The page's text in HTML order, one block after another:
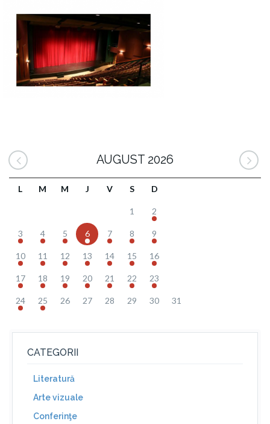
AUGUST 2026
L M M J V S D
1 2
3 4 5 6 7 8 9
10 11 12 13 14 15 16
17 18 19 20 21 22 23
24 25 26 27 28 29 30 31
CATEGORII
Literatură
Arte vizuale
Conferinţe